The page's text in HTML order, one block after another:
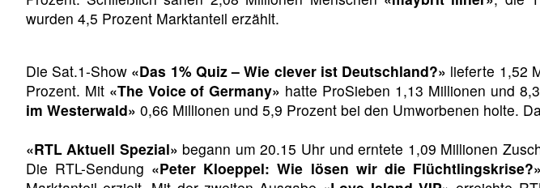
wurden 4,5 Prozent Marktanteil erzählt.
Die Sat.1-Show «Das 1% Quiz – Wie clever ist Deutschland?» lieferte 1,52
Prozent. Mit «The Voice of Germany» hatte ProSieben 1,13 Millionen und
im Westerwald» 0,66 Millionen und 5,9 Prozent bei den Umworbenen holte.
«RTL Aktuell Spezial» begann um 20.15 Uhr und erntete 1,09 Millionen
Die RTL-Sendung «Peter Kloeppel: Wie lösen wir die Flüchtlingskrise?»